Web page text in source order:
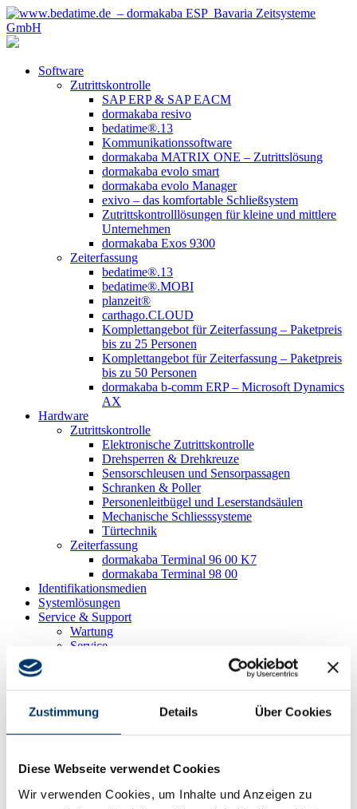
Zustimmung Details Über Cookies
Diese Webseite verwendet Cookies
Wir verwenden Cookies, um Inhalte und Anzeigen zu
Software
Zutrittskontrolle
SAP ERP & SAP EACM
dormakaba resivo
bedatime®.13
Kommunikationssoftware
dormakaba MATRIX ONE – Zutrittslösung
dormakaba evolo smart
dormakaba evolo Manager
exivo – das komfortable Schließsystem
Zutrittskontrolllösungen für kleine und mittlere
Unternehmen
dormakaba Exos 9300
Zeiterfassung
bedatime®.13
bedatime®.MOBI
planzeit®
carthago.CLOUD
Komplettangebot für Zeiterfassung – Paketpreis
bis zu 25 Personen
Komplettangebot für Zeiterfassung – Paketpreis
bis zu 50 Personen
dormakaba b-comm ERP – Microsoft Dynamics
AX
Hardware
Zutrittskontrolle
Elektronische Zutrittskontrolle
Drehsperren & Drehkreuze
Sensorschleusen und Sensorpassagen
Schranken & Poller
Personenleitbügel und Leserstandsäulen
Mechanische Schliess­systeme
Türtechnik
Zeiterfassung
dormakaba Terminal 96 00 K7
dormakaba Terminal 98 00
Identifikations­medien
Systemlösungen
Service & Support
Wartung
Service
Downloads
Aktuelles
Anwenderberichte
Newsletter Anmeldung
Newsletter Archiv​